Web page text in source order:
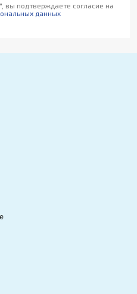
вы подтверждаете согласие на
данных